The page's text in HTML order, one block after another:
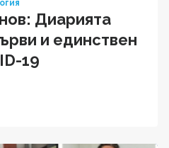
Диарията
и единствен
19